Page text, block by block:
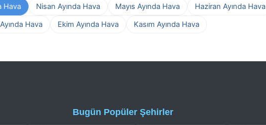
Hava Nisan Ayında Hava Mayıs Ayında Hava
Haziran Ayında Hava
Hava Ekim Ayında Hava
Kasım Ayında Hava
Bugün Popüler Şehirler